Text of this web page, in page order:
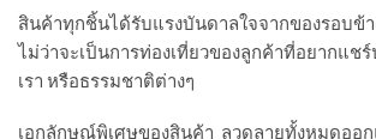
สินค้าทุกชิ้นได้รับแรงบันดาลใจจากของรอบข้
ไม่ว่าจะเป็นการท่องเที่ยวของลูกค้าที่อยากแช
เรา หรือธรรมชาติต่างๆ
เอกลักษณ์พิเศษของสินค้า ลวดลายทั้งหมดออ